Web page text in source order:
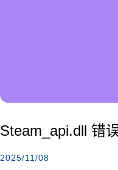
Steam_api.dll 错
2025/11/08